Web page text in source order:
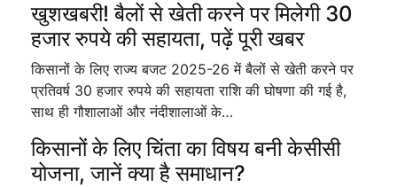
खुशखबरी! बैलों से खेती करने पर मिलेगी 30
हजार रुपये की सहायता, पढ़ें पूरी खबर
किसानों के लिए राज्य बजट 2025-26 में बैलों से खेती करने पर
प्रतिवर्ष 30 हजार रुपये की सहायता राशि की घोषणा की गई है,
साथ ही गौशालाओं और नंदीशालाओं के…
किसानों के लिए चिंता का विषय बनी केसीसी
योजना, जानें क्या है समाधान?